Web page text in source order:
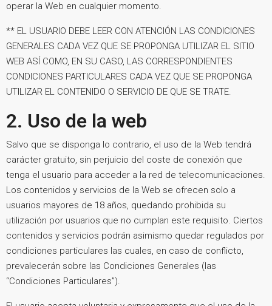
operar la Web en cualquier momento.
** EL USUARIO DEBE LEER CON ATENCIÓN LAS CONDICIONES
GENERALES CADA VEZ QUE SE PROPONGA UTILIZAR EL SITIO
WEB ASÍ COMO, EN SU CASO, LAS CORRESPONDIENTES
CONDICIONES PARTICULARES CADA VEZ QUE SE PROPONGA
UTILIZAR EL CONTENIDO O SERVICIO DE QUE SE TRATE.
2. Uso de la web
Salvo que se disponga lo contrario, el uso de la Web tendrá
carácter gratuito, sin perjuicio del coste de conexión que
tenga el usuario para acceder a la red de telecomunicaciones.
Los contenidos y servicios de la Web se ofrecen solo a
usuarios mayores de 18 años, quedando prohibida su
utilización por usuarios que no cumplan este requisito. Ciertos
contenidos y servicios podrán asimismo quedar regulados por
condiciones particulares las cuales, en caso de conflicto,
prevalecerán sobre las Condiciones Generales (las
“Condiciones Particulares”).